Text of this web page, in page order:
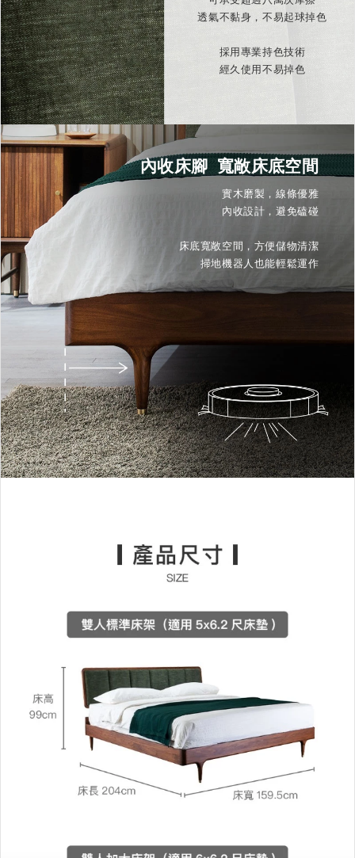
透氣不黏身，不易起球掉色
採用專業持色技術
經久使用不易掉色
內收床腳 寬敞床底空間
實木磨製，線條優雅
內收設計，避免磕碰
床底寬敞空間，方便儲物清潔
掃地機器人也能輕鬆運作